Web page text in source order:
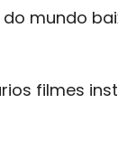
mundo
filmes